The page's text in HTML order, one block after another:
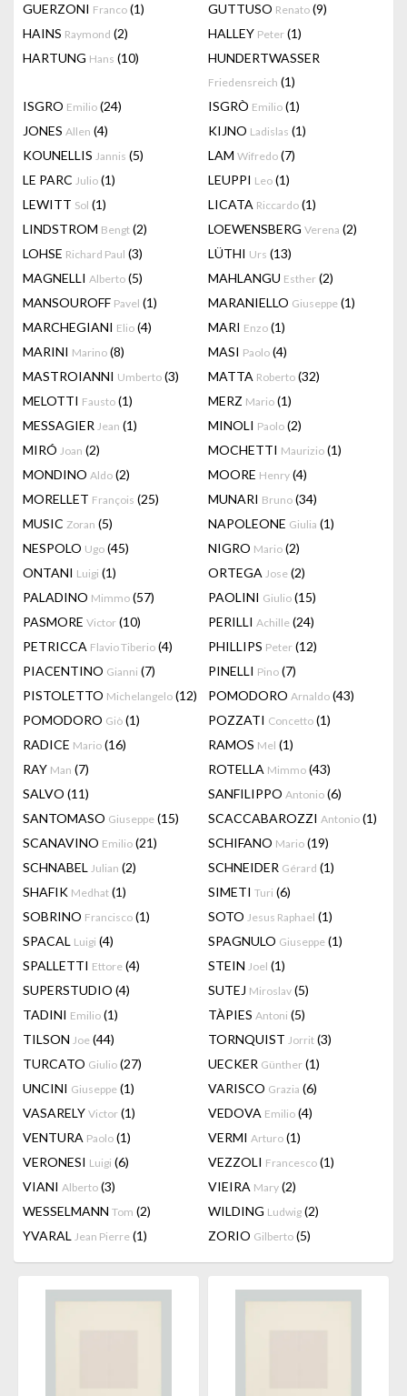
GUERZONI Franco (1) GUTTUSO Renato (9)
HAINS Raymond (2) HALLEY Peter (1)
HARTUNG Hans (10) HUNDERTWASSER
Friedensreich (1)
ISGRO Emilio (24) ISGRÒ Emilio (1)
JONES Allen (4) KIJNO Ladislas (1)
KOUNELLIS Jannis (5) LAM Wifredo (7)
LE PARC Julio (1) LEUPPI Leo (1)
LEWITT Sol (1) LICATA Riccardo (1)
LINDSTROM Bengt (2) LOEWENSBERG Verena (2)
LOHSE Richard Paul (3) LÜTHI Urs (13)
MAGNELLI Alberto (5) MAHLANGU Esther (2)
MANSOUROFF Pavel (1) MARANIELLO Giuseppe (1)
MARCHEGIANI Elio (4) MARI Enzo (1)
MARINI Marino (8) MASI Paolo (4)
MASTROIANNI Umberto (3) MATTA Roberto (32)
MELOTTI Fausto (1) MERZ Mario (1)
MESSAGIER Jean (1) MINOLI Paolo (2)
MIRÓ Joan (2) MOCHETTI Maurizio (1)
MONDINO Aldo (2) MOORE Henry (4)
MORELLET François (25) MUNARI Bruno (34)
MUSIC Zoran (5) NAPOLEONE Giulia (1)
NESPOLO Ugo (45) NIGRO Mario (2)
ONTANI Luigi (1) ORTEGA Jose (2)
PALADINO Mimmo (57) PAOLINI Giulio (15)
PASMORE Victor (10) PERILLI Achille (24)
PETRICCA Flavio Tiberio (4) PHILLIPS Peter (12)
PIACENTINO Gianni (7) PINELLI Pino (7)
PISTOLETTO Michelangelo (12) POMODORO Arnaldo (43)
POMODORO Giò (1) POZZATI Concetto (1)
RADICE Mario (16) RAMOS Mel (1)
RAY Man (7) ROTELLA Mimmo (43)
SALVO (11) SANFILIPPO Antonio (6)
SANTOMASO Giuseppe (15) SCACCABAROZZI Antonio (1)
SCANAVINO Emilio (21) SCHIFANO Mario (19)
SCHNABEL Julian (2) SCHNEIDER Gérard (1)
SHAFIK Medhat (1) SIMETI Turi (6)
SOBRINO Francisco (1) SOTO Jesus Raphael (1)
SPACAL Luigi (4) SPAGNULO Giuseppe (1)
SPALLETTI Ettore (4) STEIN Joel (1)
SUPERSTUDIO (4) SUTEJ Miroslav (5)
TADINI Emilio (1) TÀPIES Antoni (5)
TILSON Joe (44) TORNQUIST Jorrit (3)
TURCATO Giulio (27) UECKER Günther (1)
UNCINI Giuseppe (1) VARISCO Grazia (6)
VASARELY Victor (1) VEDOVA Emilio (4)
VENTURA Paolo (1) VERMI Arturo (1)
VERONESI Luigi (6) VEZZOLI Francesco (1)
VIANI Alberto (3) VIEIRA Mary (2)
WESSELMANN Tom (2) WILDING Ludwig (2)
YVARAL Jean Pierre (1) ZORIO Gilberto (5)